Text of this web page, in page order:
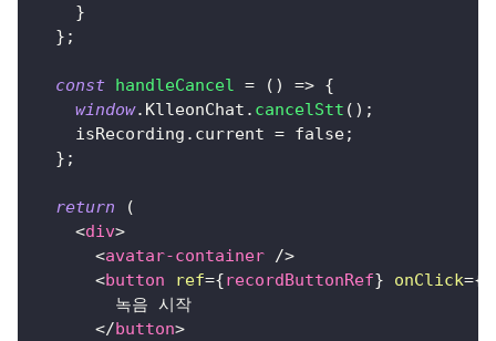
}
} ;
const handleCancel = ( ) => {
window. KlleonChat . cancelStt ( ) ;
    isRecording
. current = false;
} ;
return
(
<div>
<avatar-container />
<button ref={recordButtonRef} onClick={
        녹음 시작
</button>